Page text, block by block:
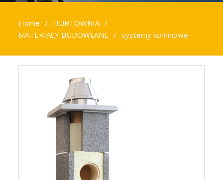
Home
HURTOWNIA
MATERIAŁY BUDOWLANE
systemy kominowe